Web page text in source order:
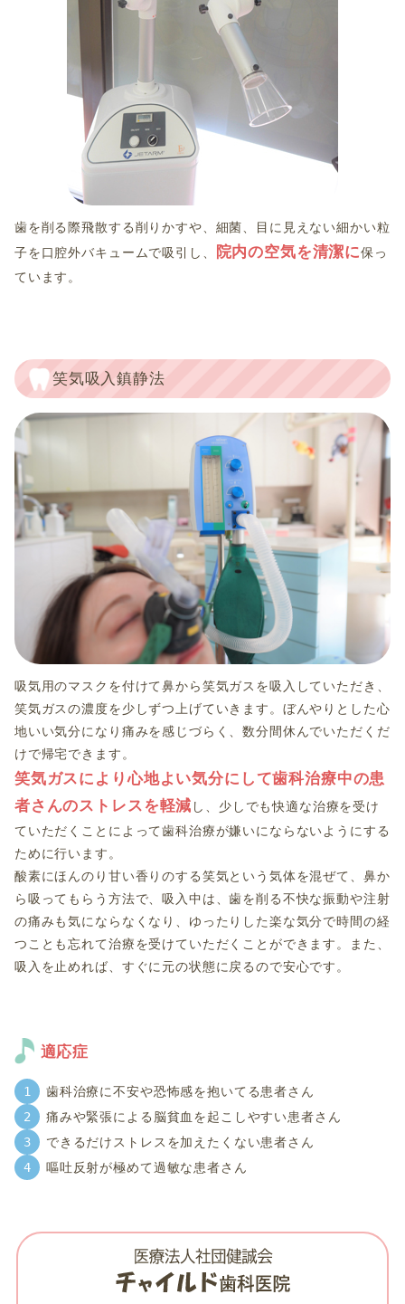
歯を削る際飛散する削りかすや、細菌、目に見えない細かい粒
子を口腔外バキュームで吸引し、
院内の空気を清潔に保っ
ています。
笑気吸入鎮静法
吸気用のマスクを付けて鼻から笑気ガスを吸入していただき、
笑気ガスの濃度を少しずつ上げていきます。ぼんやりとした心
地いい気分になり痛みを感じづらく、数分間休んでいただくだ
けで帰宅できます。
笑気ガスにより心地よい気分にして歯科治療中の患
者さんのストレスを軽減 し、少しでも快適な治療を受け
ていただくことによって歯科治療が嫌いにならないようにする
ために行います。
酸素にほんのり甘い香りのする笑気という気体を混ぜて、鼻か
ら吸ってもらう方法で、吸入中は、歯を削る不快な振動や注射
の痛みも気にならなくなり、ゆったりした楽な気分で時間の経
つことも忘れて治療を受けていただくことができます。また、
吸入を止めれば、すぐに元の状態に戻るので安心です。
適応症
歯科治療に不安や恐怖感を抱いてる患者さん
痛みや緊張による脳貧血を起こしやすい患者さん
できるだけストレスを加えたくない患者さん
嘔吐反射が極めて過敏な患者さん